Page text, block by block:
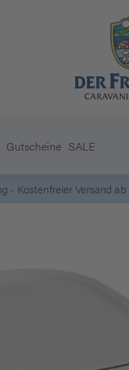
Gutscheine SALE
5 Euro Gutschein* bei